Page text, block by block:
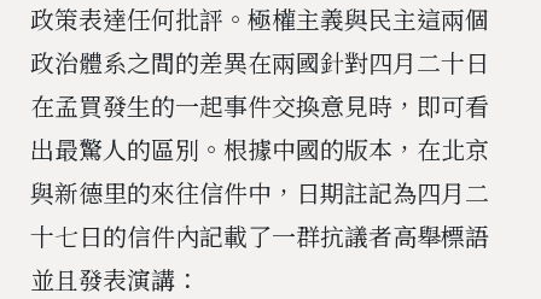
政策表達任何批評。極權主義與民主這兩個
政治體系之間的差異在兩國針對四月二十日
在孟買發生的一起事件交換意見時，即可看
出最驚人的區別。根據中國的版本，在北京
與新德里的來往信件中，日期註記為四月二
十七日的信件內記載了一群抗議者高舉標語
並且發表演講：